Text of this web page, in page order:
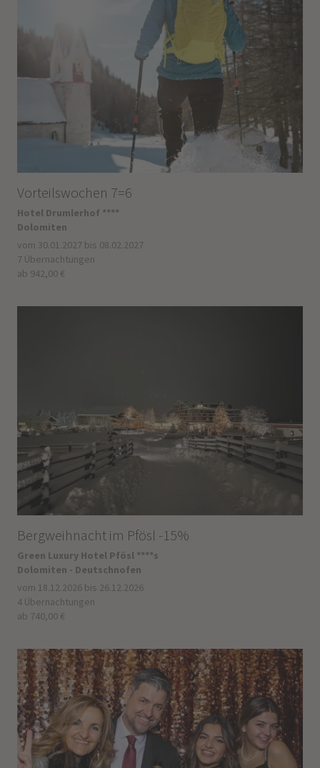
Vorteilswochen 7=6
Hotel Drumlerhof ****
Dolomiten
vom 30.01.2027 bis 08.02.2027
7 Übernachtungen
ab 942,00 €
Bergweihnacht im Pfösl -15%
Green Luxury Hotel Pfösl ****s
Dolomiten - Deutschnofen
vom 18.12.2026 bis 26.12.2026
4 Übernachtungen
ab 740,00 €